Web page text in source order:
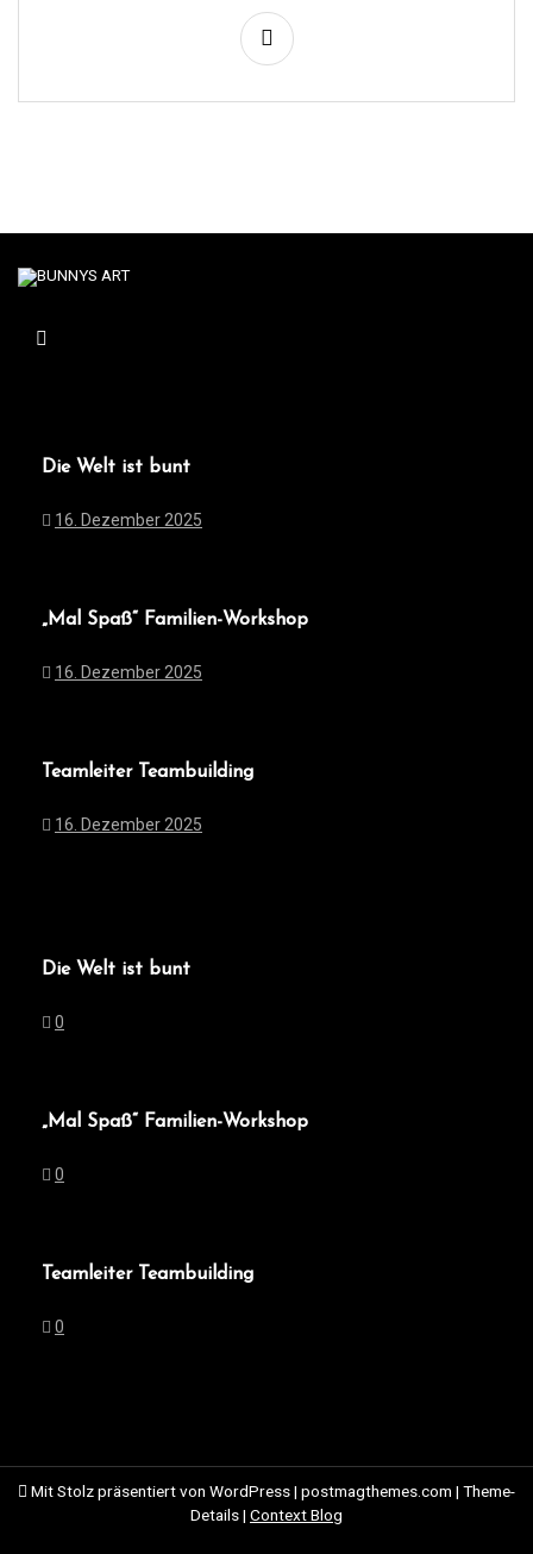
Die Welt ist bunt
16. Dezember 2025
„Mal Spaß“ Familien-Workshop
16. Dezember 2025
Teamleiter Teambuilding
16. Dezember 2025
Die Welt ist bunt
0
„Mal Spaß“ Familien-Workshop
0
Teamleiter Teambuilding
0
Mit Stolz präsentiert von WordPress| postmagthemes.com | Theme-
Details| Context Blog